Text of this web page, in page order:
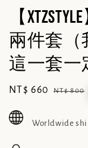
【
兩件套（
這一套一
Sale
NT$ 660 Regular
NT$ 800
Worldwide